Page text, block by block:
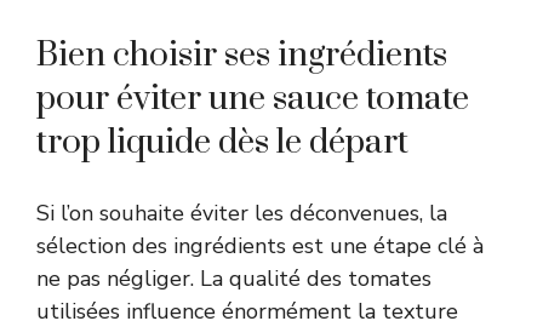
Bien choisir ses ingrédients
pour éviter une sauce tomate
trop liquide dès le départ
Si l’on souhaite éviter les déconvenues, la
sélection des ingrédients est une étape clé à
ne pas négliger. La qualité des tomates
utilisées influence énormément la texture